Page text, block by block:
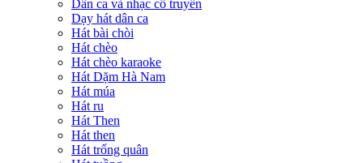
Dân ca và nhạc cổ truyền
Dạy hát dân ca
Hát bài chòi
Hát chèo
Hát chèo karaoke
Hát Dặm Hà Nam
Hát múa
Hát ru
Hát Then
Hát then
Hát trống quân